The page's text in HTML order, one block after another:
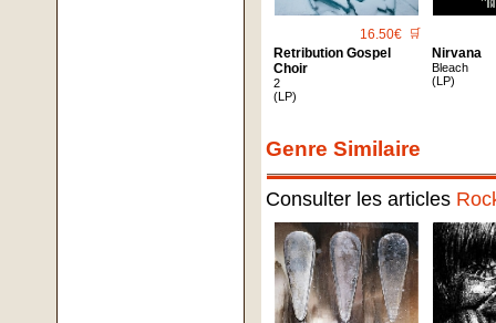
16.50€ 🛒
Retribution Gospel
Choir
2
(LP)
Nirvana
Bleach
(LP)
Genre Similaire
Consulter les articles